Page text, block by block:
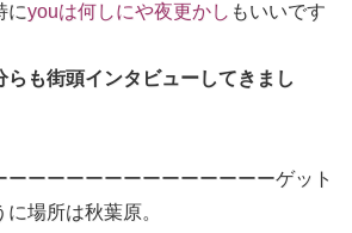
にyouは何しにや夜更かし もいいです
らも街頭インタビューしてきまし
ーーーーーーーーーーーーーーゲット
場所は秋葉原。